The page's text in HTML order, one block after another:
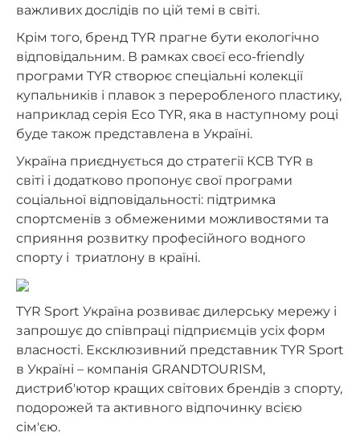
важливих дослідів по цій темі в світі.
Крім того, бренд TYR прагне бути екологічно
відповідальним. В рамках своєї eco-friendly
програми TYR створює спеціальні колекції
купальників і плавок з переробленого пластику,
наприклад серія Eco TYR, яка в наступному році
буде також представлена ​​в Україні.
Україна приєднується до стратегії КСВ TYR в
світі і додатково пропонує свої програми
соціальної відповідальності: підтримка
спортсменів з обмеженими можливостями та
сприяння розвитку професійного водного
спорту і триатлону в країні.
TYR Sport Україна розвиває дилерську мережу і
запрошує до співпраці підприємців усіх форм
власності. Ексклюзивний представник TYR Sport
в Україні – компанія GRANDTOURISM,
дистриб'ютор кращих світових брендів з спорту,
подорожей та активного відпочинку всією
сім'єю.